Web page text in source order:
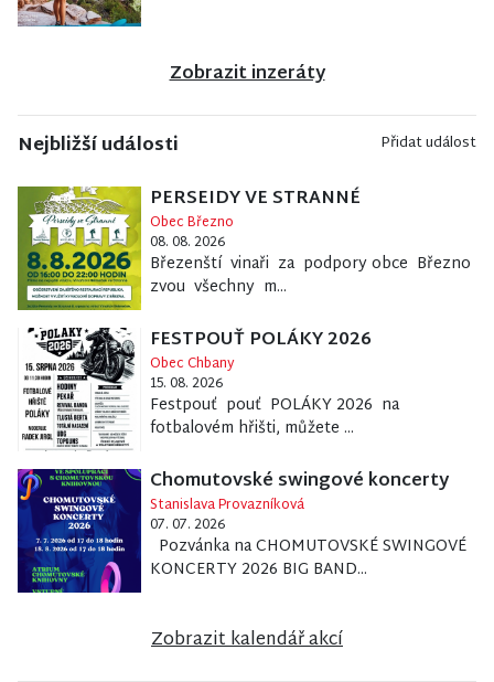
Zobrazit inzeráty
Nejbližší události Přidat událost
PERSEIDY VE STRANNÉ
Obec Březno
08. 08. 2026
Březenští vinaři za podpory obce Březno
zvou všechny m...
FESTPOUŤ POLÁKY 2026
Obec Chbany
15. 08. 2026
Festpouť pouť POLÁKY 2026 na
fotbalovém hřišti, můžete ...
Chomutovské swingové koncerty
Stanislava Provazníková
07. 07. 2026
Pozvánka na CHOMUTOVSKÉ SWINGOVÉ
KONCERTY 2026 BIG BAND...
Zobrazit kalendář akcí